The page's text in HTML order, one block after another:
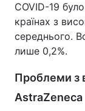
Тема
COVID-19
країнах з
середнього.
лише 0,2%.
Проблеми з
AstraZeneca